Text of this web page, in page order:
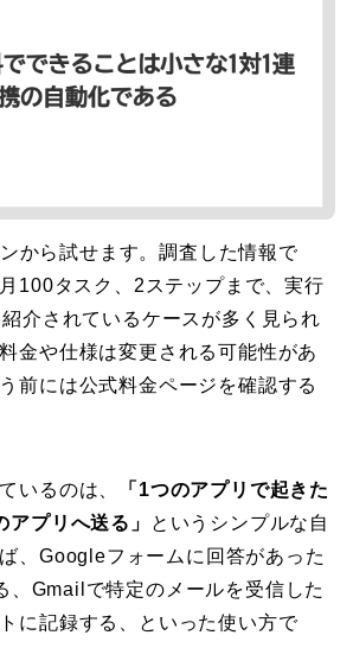
から試せます。調査した情報で
100タスク、2ステップまで、実行
介されているケースが多く見られ
金や仕様は変更される可能性があ
前には公式料金ページを確認する
いるのは、
「1つのアプリで起きた
プリへ送る」
というシンプルな自
、Googleフォームに回答があった
、Gmailで特定のメールを受信した
に記録する、といった使い方で